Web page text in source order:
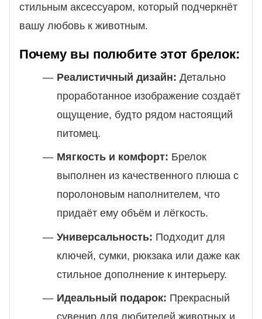
стильным аксессуаром, который подчеркнёт
вашу любовь к животным.
Почему вы полюбите этот брелок:
Реалистичный дизайн: Детально
проработанное изображение создаёт
ощущение, будто рядом настоящий
питомец.
Мягкость и комфорт: Брелок
выполнен из качественного плюша с
поролоновым наполнителем, что
придаёт ему объём и лёгкость.
Универсальность: Подходит для
ключей, сумки, рюкзака или даже как
стильное дополнение к интерьеру.
Идеальный подарок: Прекрасный
сувенир для любителей животных и